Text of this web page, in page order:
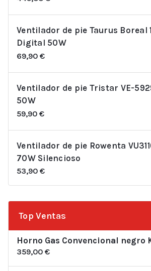
Ventilador de pie Taurus Boreal
Digital 50W
69,90 €
Ventilador de pie Tristar VE-
50W
59,90 €
Ventilador de pie Rowenta
70W Silencioso
53,90 €
Top Ventas
Horno Gas Convencional negro
359,00 €